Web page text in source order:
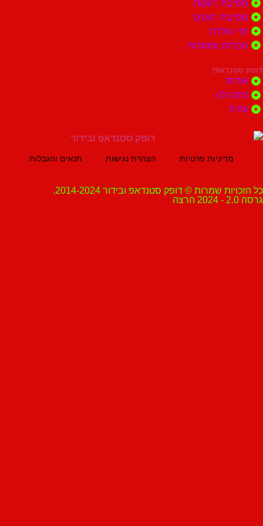
רווקות
רווקים
ומוסדות
לנו
מדיניות פרטיות הצהרת נגישות תנאים והגבלות
שמרות © דופק סטנדאפ ובידור 2014-2024.